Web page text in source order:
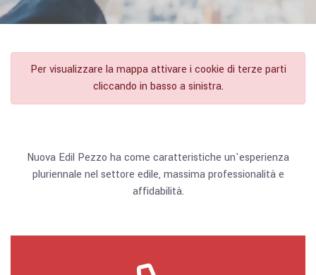
Per visualizzare la mappa attivare i cookie di terze parti
cliccando in basso a sinistra.
Nuova Edil Pezzo ha come caratteristiche un'esperienza
pluriennale nel settore edile, massima professionalità e
affidabilità.